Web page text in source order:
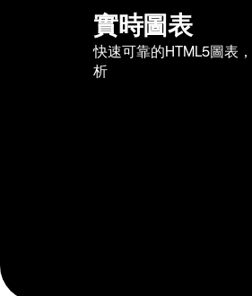
實時圖表
快速可靠的HTML5圖表
析